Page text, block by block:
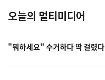
오늘의 멀티미디어
"뭐하세요" 수거하다 딱 걸렸다